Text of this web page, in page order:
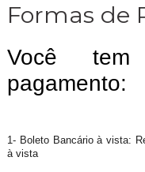
Formas de
Você
pagamento:
1- Boleto Bancário à vista:
à vista